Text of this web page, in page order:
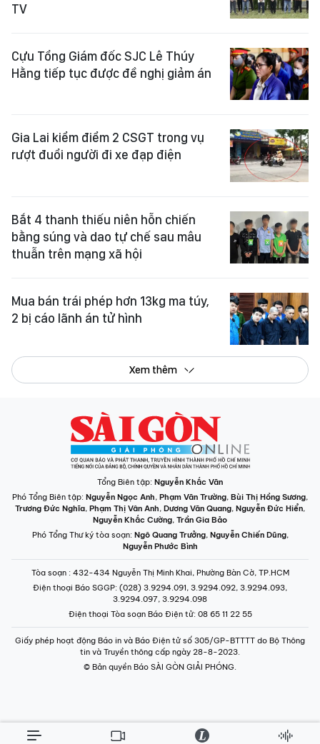
TV
Cựu Tổng Giám đốc SJC Lê Thúy
Hằng tiếp tục được đề nghị giảm án
Gia Lai kiểm điểm 2 CSGT trong vụ
rượt đuổi người đi xe đạp điện
Bắt 4 thanh thiếu niên hỗn chiến
bằng súng và dao tự chế sau mâu
thuẫn trên mạng xã hội
Mua bán trái phép hơn 13kg ma túy,
2 bị cáo lãnh án tử hình
Xem thêm
Tổng Biên tập: Nguyễn Khắc Văn
Phó Tổng Biên tập: Nguyễn Ngọc Anh, Phạm Văn Trường, Bùi Thị Hồng Sương,
Trương Đức Nghĩa, Phạm Thị Vân Anh, Dương Văn Quang, Nguyễn Đức Hiển,
Nguyễn Khắc Cường, Trần Gia Bảo
Phó Tổng Thư ký tòa soạn: Ngô Quang Trưởng, Nguyễn Chiến Dũng,
Nguyễn Phước Bình
Tòa soạn : 432-434 Nguyễn Thị Minh Khai, Phường Bàn Cờ, TP.HCM
Điện thoại Báo SGGP: (028) 3.9294.091, 3.9294.092, 3.9294.093,
3.9294.097, 3.9294.098
Điện thoại Tòa soạn Báo Điện tử: 08 65 11 22 55
Giấy phép hoạt động Báo in và Báo Điện tử số 305/GP-BTTTT do Bộ Thông
tin và Truyền thông cấp ngày 28-8-2023.
© Bản quyền Báo SÀI GÒN GIẢI PHÓNG.